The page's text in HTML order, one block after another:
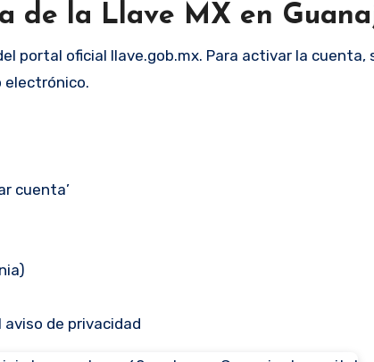
de la Llave MX en
portal oficial llave.gob.mx. Para activar la
electrónico.
cuenta’
de privacidad